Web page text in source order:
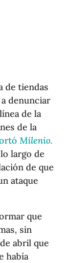
de tiendas
denunciar
de la
de la
Milenio.
largo de
de que
ataque
que
sin
abril que
había